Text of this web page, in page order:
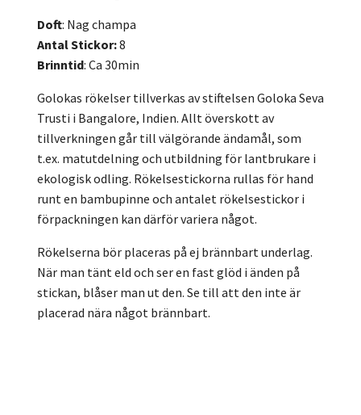
Doft: Nag champa
Antal Stickor:8
Brinntid: Ca 30min
Golokas rökelser tillverkas av stiftelsen Goloka Seva
Trusti i Bangalore, Indien. Allt överskott av
tillverkningen går till välgörande ändamål, som
t.ex. matutdelning och utbildning för lantbrukare i
ekologisk odling. Rökelsestickorna rullas för hand
runt en bambupinne och antalet rökelsestickor i
förpackningen kan därför variera något.
Rökelserna bör placeras på ej brännbart underlag.
När man tänt eld och ser en fast glöd i änden på
stickan, blåser man ut den. Se till att den inte är
placerad nära något brännbart.